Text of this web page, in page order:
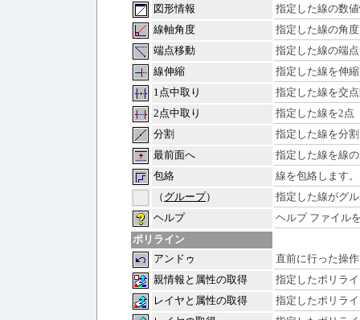
図形情報
指定した線の数
線軸角度
指定した線の角
端点移動
指定した線の端
線伸縮
指定した線を伸
1点中取り
指定した線を交
2点中取り
指定した線を2点
分割
指定した線を分
最前面へ
指定した線を線
包絡
線を包絡します。
（ グループ）
指定した線がグ
ヘルプ
ヘルプ ファイル
ポリライン
アンドゥ
直前に行った操
親情報と属性の取得
指定したポリラ
レイヤと属性の取得
指定したポリラ